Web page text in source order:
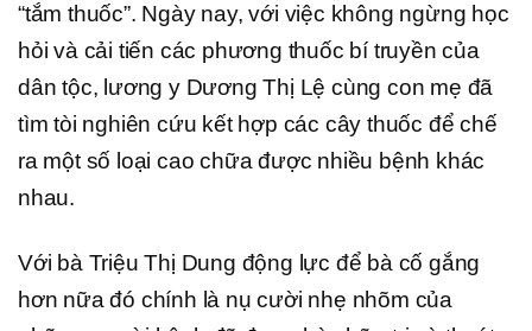
“tắm thuốc”. Ngày nay, với việc không ngừng học
hỏi và cải tiến các phương thuốc bí truyền của
dân tộc, lương y Dương Thị Lệ cùng con mẹ đã
tìm tòi nghiên cứu kết hợp các cây thuốc để chế
ra một số loại cao chữa được nhiều bệnh khác
nhau.
Với bà Triệu Thị Dung động lực để bà cố gắng
hơn nữa đó chính là nụ cười nhẹ nhõm của